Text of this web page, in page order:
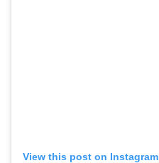
View this post on Instagram